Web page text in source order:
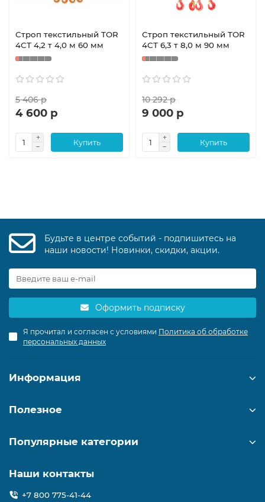
Строп текстильный TOR
4СТ 4,2 т 4,0 м 60 мм
5 406 р
4 600 р
Купить
Строп текстильный TOR
4СТ 6,3 т 8,0 м 90 мм
10 292 р
9 000 р
Купить
Будьте в центре событий - подпишитесь на
наши новости! Новинки, скидки, акции.
Оформить подписку
Я прочитал и согласен с условиями Политика об обработке
персональных данных
Информация
Полезное
Популярные категории
Наши контакты
+7 800 775-41-44